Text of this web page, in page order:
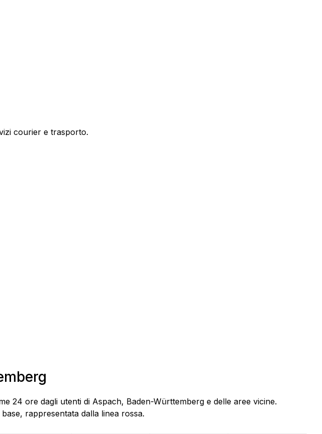
courier e trasporto.
24 ore dagli utenti di Aspach, Baden-Württemberg e delle aree vicine.
rappresentata dalla linea rossa.